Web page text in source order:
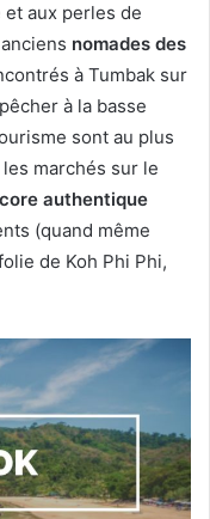
aux perles de
nomades des
à Tumbak sur
à la basse
sont au plus
marchés sur le
authentique
(quand même
de Koh Phi Phi,